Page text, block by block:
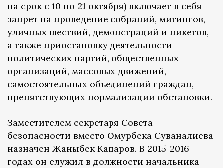
на срок с 10 по 21 октября) включает в себя
запрет на проведение собраний, митингов,
уличных шествий, демонстраций и пикетов,
а также приостановку деятельности
политических партий, общественных
организаций, массовых движений,
самостоятельных объединений граждан,
препятствующих нормализации обстановки.
Заместителем секретаря Совета
безопасности вместо Омурбека Суваналиева
назначен Жаныбек Капаров. В 2015-2016
годах он служил в должности начальника